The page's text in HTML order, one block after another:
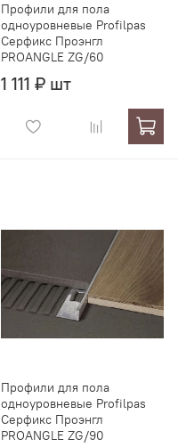
Профили для пола
одноуровневые Profilpas
Серфикс Проэнгл
PROANGLE ZG/60
1 111 ₽ шт
Профили для пола
одноуровневые Profilpas
Серфикс Проэнгл
PROANGLE ZG/90